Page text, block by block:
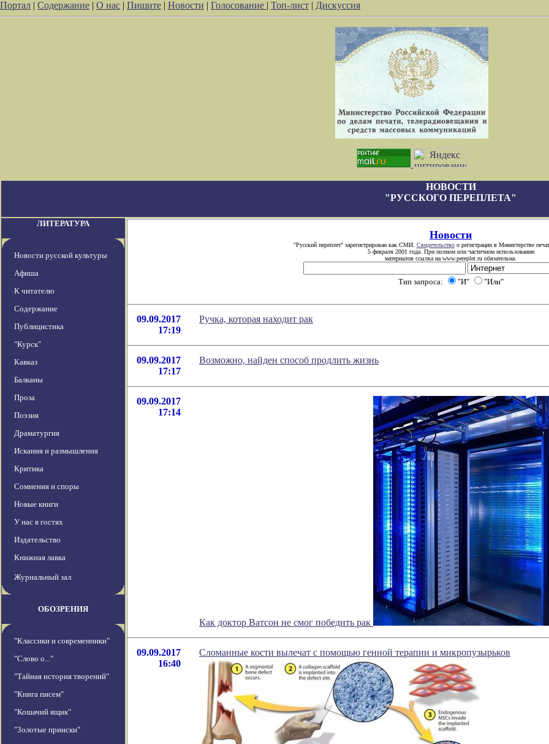
Портал | Содержание | О нас | Пишите | Новости | Голосование | Топ-лист | Дискуссия
НОВОСТИ
"РУССКОГО ПЕРЕПЛЕТА"
ЛИТЕРАТУРА
Новости русской культуры
Афиша
К читателю
Содержание
Публицистика
"Курск"
Кавказ
Балканы
Проза
Поэзия
Драматургия
Искания и размышления
Критика
Сомнения и споры
Новые книги
У нас в гостях
Издательство
Книжная лавка
Журнальный зал
ОБОЗРЕНИЯ
"Классики и современники"
"Слово о..."
"Тайная история творений"
"Книга писем"
"Кошачий ящик"
"Золотые прииски"
Новости
"Русский переплет" зарегистрирован как СМИ. Свидетельствоо регистрации в Министерстве
5 февраля 2001 года. При полном или частичном использовании
материалов ссылка на www.pereplet.ru обязательна.
Тип запроса: "И" "Или"
09.09.2017
17:19
Ручка, которая находит рак
09.09.2017
17:17
Возможно, найден способ продлить жизнь
09.09.2017
17:14
Как доктор Ватсон не смог победить рак
09.09.2017
16:40
Сломанные кости вылечат с помощью генной терапии и микропузырьков